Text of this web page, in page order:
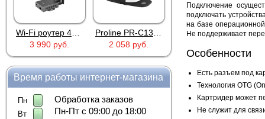
3 990 руб.
2 058 руб.
MIC-803A
Время работы интернет-магазина
Пн
Вт
Обработка заказов
Пн-Пт с 09:00 до 18:00
Подключение
подключать
на базе
Не поддерживает
Особенности
Есть разъем под
Технология OTG
Картридер может
Не служит для